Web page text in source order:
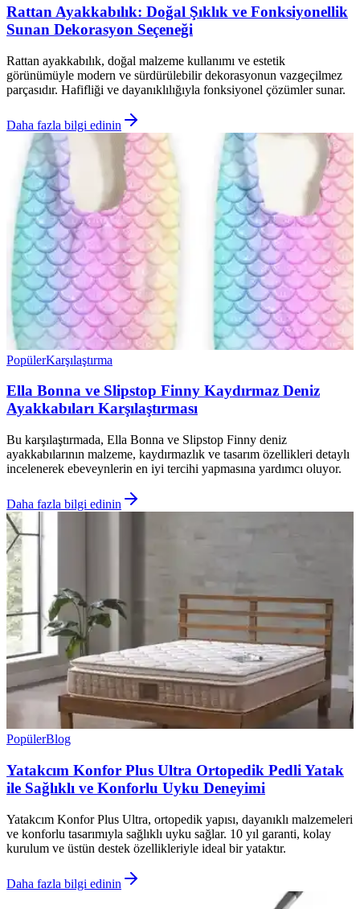
Rattan Ayakkabılık: Doğal Şıklık ve Fonksiyonellik
Sunan Dekorasyon Seçeneği
Rattan ayakkabılık, doğal malzeme kullanımı ve estetik
görünümüyle modern ve sürdürülebilir dekorasyonun vazgeçilmez
parçasıdır. Hafifliği ve dayanıklılığıyla fonksiyonel çözümler sunar.
Daha fazla bilgi edinin
PopülerKarşılaştırma
Ella Bonna ve Slipstop Finny Kaydırmaz Deniz
Ayakkabıları Karşılaştırması
Bu karşılaştırmada, Ella Bonna ve Slipstop Finny deniz
ayakkabılarının malzeme, kaydırmazlık ve tasarım özellikleri detaylı
incelenerek ebeveynlerin en iyi tercihi yapmasına yardımcı oluyor.
Daha fazla bilgi edinin
PopülerBlog
Yatakcım Konfor Plus Ultra Ortopedik Pedli Yatak
ile Sağlıklı ve Konforlu Uyku Deneyimi
Yatakcım Konfor Plus Ultra, ortopedik yapısı, dayanıklı malzemeleri
ve konforlu tasarımıyla sağlıklı uyku sağlar. 10 yıl garanti, kolay
kurulum ve üstün destek özellikleriyle ideal bir yataktır.
Daha fazla bilgi edinin